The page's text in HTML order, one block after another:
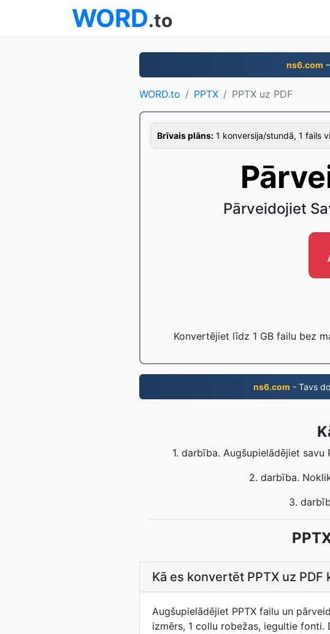
WORD.to
ns6.com
WORD.to PPTX PPTX uz PDF
Brīvais plāns: 1 konversija/stundā, 1 fails
Pārveidojiet
Konvertējiet līdz 1 GB failu bez
ns6.com - Tavs
1. darbība. Augšupielādējiet
2. darbība.
3.
Kā es konvertēt PPTX uz
Augšupielādējiet PPTX failu un
izmērs, 1 collu robežas, iegultie fonti.